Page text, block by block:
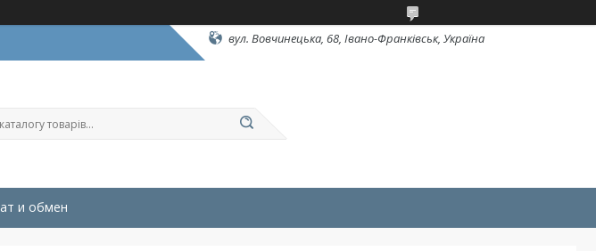
вул. Вовчинецька, 68, Івано-Франківськ, Україна
и обмен